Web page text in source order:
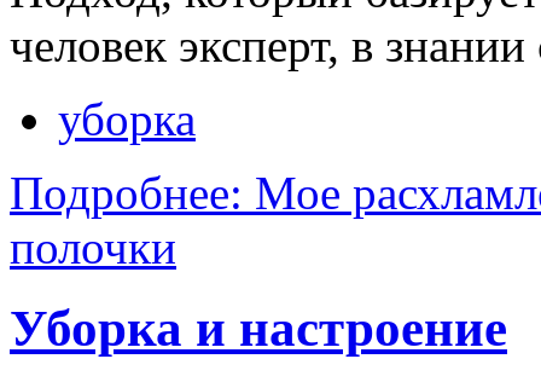
человек эксперт, в знании
уборка
Подробнее: Мое
полочки
Уборка и настроение